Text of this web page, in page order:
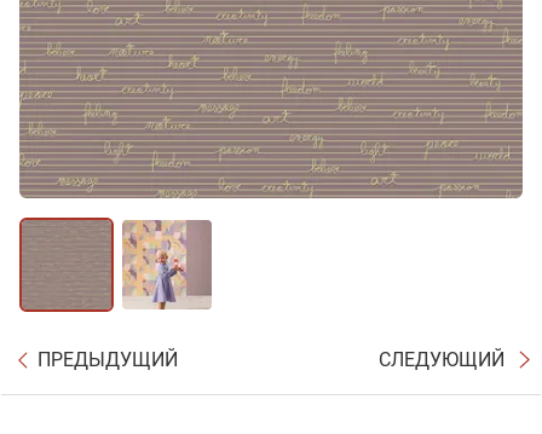
ПРЕДЫДУЩИЙ СЛЕДУЮЩИЙ